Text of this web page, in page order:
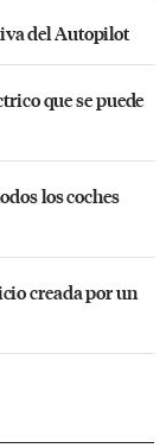
del Autopilot
que se puede
los coches
creada por un